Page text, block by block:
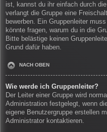
ist, kannst du ihr einfach durch
verlangt die Gruppe eine
bewerben. Ein Gruppenleiter
könnte fragen, warum du in die
Bitte belästige keinen
Grund dafür haben.
NACH OBEN
Wie werde ich Gruppenleiter?
Der Leiter einer Gruppe wird
Administration festgelegt, wenn
eigene Benutzergruppe erstellen
Administrator kontaktieren.